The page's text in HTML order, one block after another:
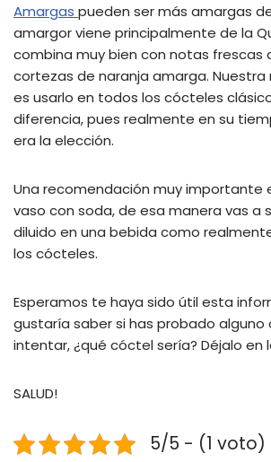
Amargas pueden ser más amargas
amargor viene principalmente de la
combina muy bien con notas frescas
cortezas de naranja amarga.
es usarlo en todos los cócteles
diferencia, pues realmente en su
era la elección.
Una recomendación muy importante
vaso con soda, de esa manera vas a
diluido en una bebida como
los cócteles.
Esperamos te haya sido útil esta
gustaría saber si has probado alguno
intentar, ¿qué cóctel sería? Déjalo en
SALUD!
5/5 - (1 voto)